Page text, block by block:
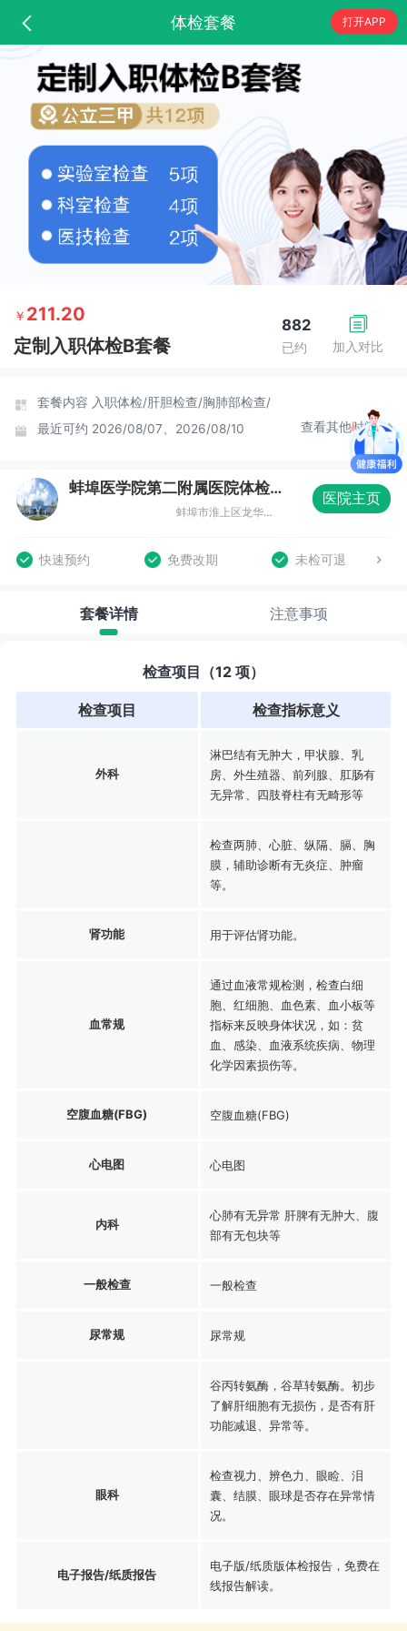
体检套餐 打开APP
加入对比
882
已约
￥ 211.20
定制入职体检B套餐
套餐内容 入职体检/肝胆检查/胸肺部检查/
最近可约 2026/08/07、2026/08/10 查看其他时间
蚌埠医学院第二附属医院体检中心（总院区）
蚌埠市淮上区龙华路633号健康体检中心
医院主页
快速预约 免费改期 未检可退
套餐详情 注意事项
检查项目（12 项）
检查项目 检查指标意义
外科
淋巴结有无肿大，甲状腺、乳
房、外生殖器、前列腺、肛肠有
无异常、四肢脊柱有无畸形等
检查两肺、心脏、纵隔、膈、胸
膜，辅助诊断有无炎症、肿瘤
等。
肾功能 用于评估肾功能。
血常规
通过血液常规检测，检查白细
胞、红细胞、血色素、血小板等
指标来反映身体状况，如：贫
血、感染、血液系统疾病、物理
化学因素损伤等。
空腹血糖(FBG) 空腹血糖(FBG)
心电图 心电图
内科
心肺有无异常 肝脾有无肿大、腹
部有无包块等
一般检查 一般检查
尿常规 尿常规
谷丙转氨酶，谷草转氨酶。初步
了解肝细胞有无损伤，是否有肝
功能减退、异常等。
眼科
检查视力、辨色力、眼睑、泪
囊、结膜、眼球是否存在异常情
况。
电子报告/纸质报告
电子版/纸质版体检报告，免费在
线报告解读。